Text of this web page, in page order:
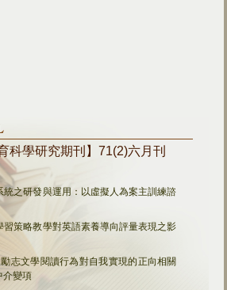
科學研究期刊】71(2)六月刊
統之研發與運用：以虛擬人為案主訓練諮
習策略教學對英語素養導向評量表現之影
志文學閱讀行為對自我實現的正向相關
介變項